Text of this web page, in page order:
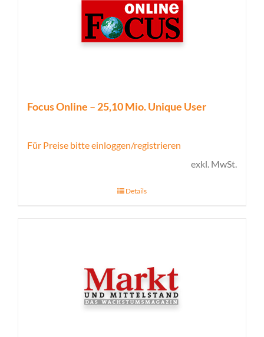
Focus Online – 25,10 Mio. Unique User
Für Preise bitte einloggen/registrieren
exkl. MwSt.
Details